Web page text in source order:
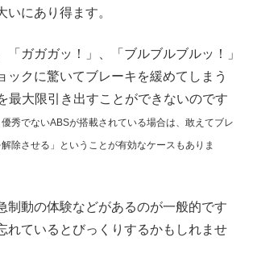
いにあり得ます。
「ガガガッ！」、「ブルブルブルッ！」
ックに驚いてブレーキを緩めてしまう
最大限引き出すことができないのです
優秀でないABSが搭載されている場合は、敢えてブレ
除させる」ということが有効なケースもありま
制動の体験などがあるのが一般的です
れているとびっくりするかもしれませ